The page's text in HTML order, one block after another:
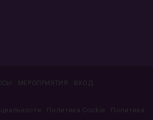
МЕРОПРИЯТИЯ ВХОД
Политика Cookie
Политика